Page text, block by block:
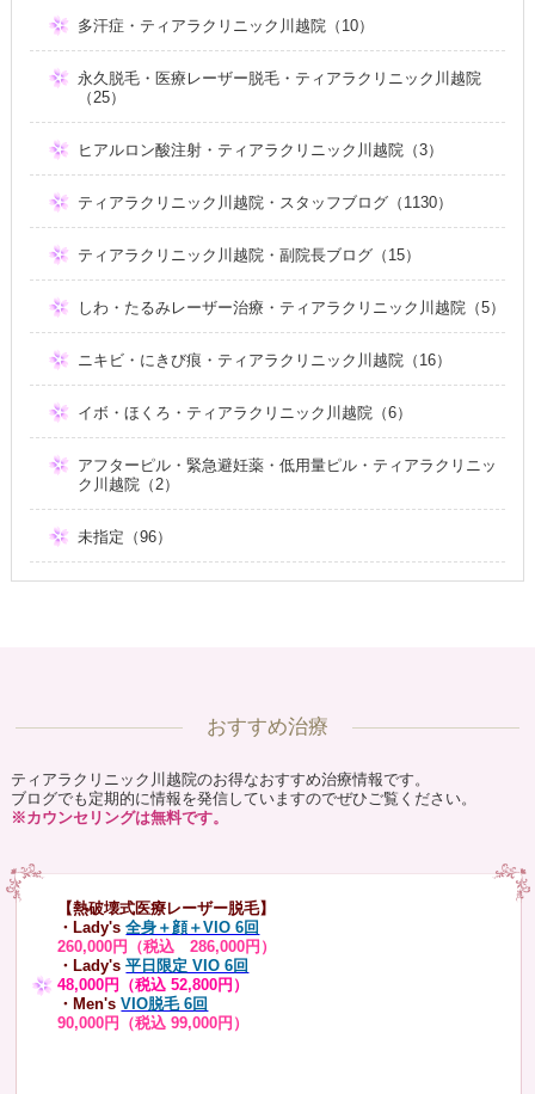
多汗症・ティアラクリニック川越院（10）
永久脱毛・医療レーザー脱毛・ティアラクリニック川越院
（25）
ヒアルロン酸注射・ティアラクリニック川越院（3）
ティアラクリニック川越院・スタッフブログ（1130）
ティアラクリニック川越院・副院長ブログ（15）
しわ・たるみレーザー治療・ティアラクリニック川越院（5）
ニキビ・にきび痕・ティアラクリニック川越院（16）
イボ・ほくろ・ティアラクリニック川越院（6）
アフターピル・緊急避妊薬・低用量ピル・ティアラクリニッ
ク川越院（2）
未指定（96）
おすすめ治療
ティアラクリニック川越院のお得なおすすめ治療情報です。
ブログでも定期的に情報を発信していますのでぜひご覧ください。
※カウンセリングは無料です。
【熱破壊式医療レーザー脱毛】
・Lady's 全身＋顔＋VIO 6回
260,000円（税込 286,000円）
・Lady's平日限定 VIO 6回
48,000円（税込 52,800円）
・Men's VIO脱毛 6回
90,000円（税込 99,000円）